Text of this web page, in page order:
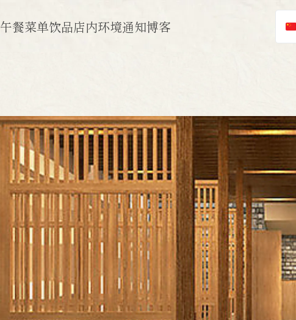
午餐菜单饮品店内环境通知博客